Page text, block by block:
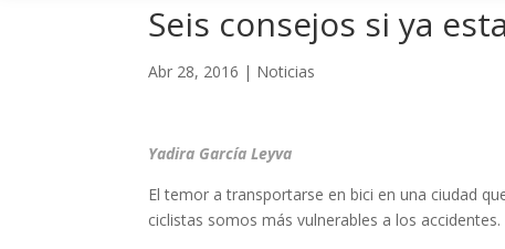
Seis consejos si ya
Abr 28, 2016 | Noticias
Yadira García Leyva
El temor a transportarse en bici en una ciudad
ciclistas somos más vulnerables a los accidentes.